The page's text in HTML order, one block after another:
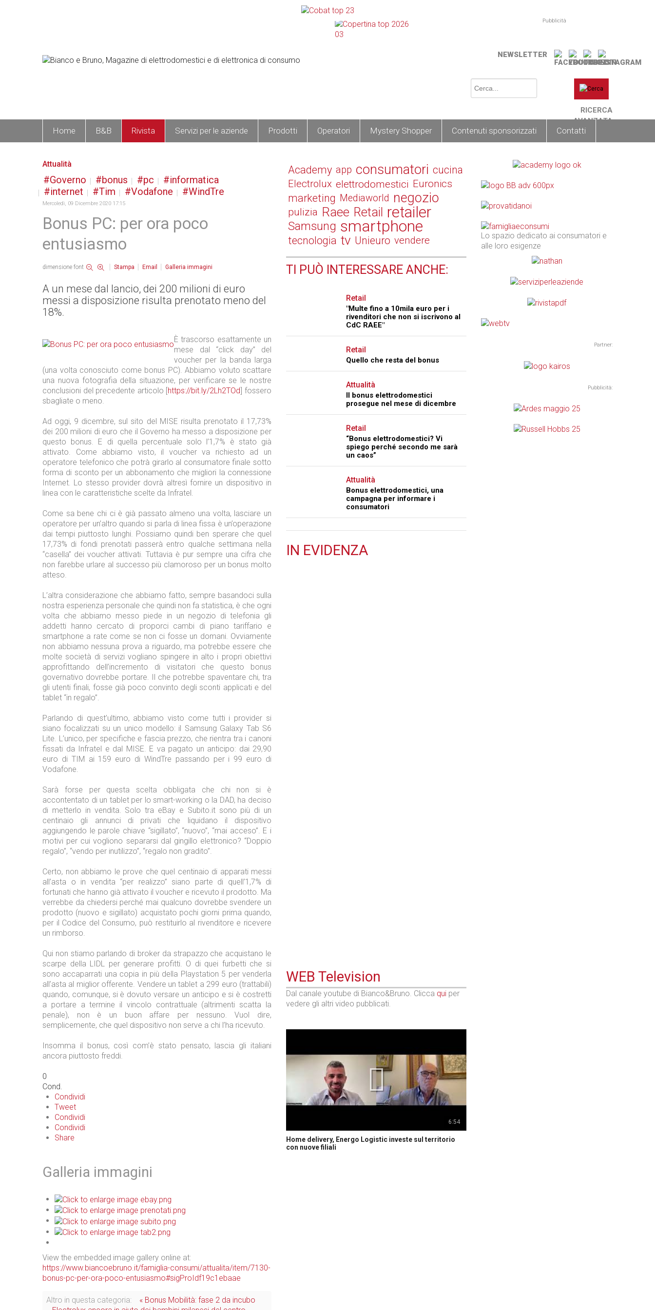
Pubblicità
NEWSLETTER
RICERCA
AVANZATA
Home B&B Rivista Servizi per le aziende Prodotti Operatori Mystery Shopper Contenuti sponsorizzati Contatti
Attualità
Governo bonus pc
informatica
internet
Tim Vodafone WindTre
Mercoledì, 09 Dicembre 2020 17:15
Bonus PC: per ora poco
entusiasmo
dimensione font Stampa Email Galleria immagini
A un mese dal lancio, dei 200 milioni di euro
messi a disposizione risulta prenotato meno del
18%.
È trascorso esattamente un
mese dal “click day” del
voucher per la banda larga
(una volta conosciuto come bonus PC). Abbiamo voluto scattare
una nuova fotografia della situazione, per verificare se le nostre
conclusioni del precedente articolo [ https://bit.ly/2Lh2TOd ] fossero
sbagliate o meno.
Ad oggi, 9 dicembre, sul sito del MISE risulta prenotato il 17,73%
dei 200 milioni di euro che il Governo ha messo a disposizione per
questo bonus. E di quella percentuale solo l’1,7% è stato già
attivato. Come abbiamo visto, il voucher va richiesto ad un
operatore telefonico che potrà girarlo al consumatore finale sotto
forma di sconto per un abbonamento che migliori la connessione
Internet. Lo stesso provider dovrà altresì fornire un dispositivo in
linea con le caratteristiche scelte da Infratel.
Come sa bene chi ci è già passato almeno una volta, lasciare un
operatore per un’altro quando si parla di linea fissa è un’operazione
dai tempi piuttosto lunghi. Possiamo quindi ben sperare che quel
17,73% di fondi prenotati passerà entro qualche settimana nella
“casella” dei voucher attivati. Tuttavia è pur sempre una cifra che
non farebbe urlare al successo più clamoroso per un bonus molto
atteso.
L’altra considerazione che abbiamo fatto, sempre basandoci sulla
nostra esperienza personale che quindi non fa statistica, è che ogni
volta che abbiamo messo piede in un negozio di telefonia gli
addetti hanno cercato di proporci cambi di piano tariffario e
smartphone a rate come se non ci fosse un domani. Ovviamente
non abbiamo nessuna prova a riguardo, ma potrebbe essere che
molte società di servizi vogliano spingere in alto i propri obiettivi
approfittando dell’incremento di visitatori che questo bonus
governativo dovrebbe portare. Il che potrebbe spaventare chi, tra
gli utenti finali, fosse già poco convinto degli sconti applicati e del
tablet “in regalo”.
Parlando di quest’ultimo, abbiamo visto come tutti i provider si
siano focalizzati su un unico modello: il Samsung Galaxy Tab S6
Lite. L’unico, per specifiche e fascia prezzo, che rientra tra i canoni
fissati da Infratel e dal MISE. E va pagato un anticipo: dai 29,90
euro di TIM ai 159 euro di WindTre passando per i 99 euro di
Vodafone.
Sarà forse per questa scelta obbligata che chi non si è
accontentato di un tablet per lo smart-working o la DAD, ha deciso
di metterlo in vendita. Solo tra eBay e Subito.it sono più di un
centinaio gli annunci di privati che liquidano il dispositivo
aggiungendo le parole chiave “sigillato”, “nuovo”, “mai acceso”. E i
motivi per cui vogliono separarsi dal gingillo elettronico? “Doppio
regalo”, “vendo per inutilizzo”, “regalo non gradito”.
Certo, non abbiamo le prove che quel centinaio di apparati messi
all’asta o in vendita “per realizzo” siano parte di quell’1,7% di
fortunati che hanno già attivato il voucher e ricevuto il prodotto. Ma
verrebbe da chiedersi perché mai qualcuno dovrebbe svendere un
prodotto (nuovo e sigillato) acquistato pochi giorni prima quando,
per il Codice del Consumo, può restituirlo al rivenditore e ricevere
un rimborso.
Qui non stiamo parlando di broker da strapazzo che acquistano le
scarpe della LIDL per generare profitti. O di quei furbetti che si
sono accaparrati una copia in più della Playstation 5 per venderla
all’asta al miglior offerente. Vendere un tablet a 299 euro (trattabili)
quando, comunque, si è dovuto versare un anticipo e si è costretti
a portare a termine il vincolo contrattuale (altrimenti scatta la
penale), non è un buon affare per nessuno. Vuol dire,
semplicemente, che quel dispositivo non serve a chi l’ha ricevuto.
Insomma il bonus, così com’è stato pensato, lascia gli italiani
ancora piuttosto freddi.
0
Cond.
Condividi
Tweet
Condividi
Condividi
Share
Galleria immagini
View the embedded image gallery online at:
https://www.biancoebruno.it/famiglia-consumi/attualita/item/7130-
bonus-pc-per-ora-poco-entusiasmo#sigProIdf19c1ebaae
Altro in questa categoria:
« Bonus Mobilità: fase 2 da incubo
Academy app consumatori cucina
Electrolux elettrodomestici Euronics
marketing Mediaworld negozio
pulizia Raee Retail retailer
Samsung smartphone
tecnologia tv Unieuro vendere
TI PUÒ INTERESSARE ANCHE:
Retail
"Multe fino a 10mila euro per i
rivenditori che non si iscrivono al
CdC RAEE"
Retail
Quello che resta del bonus
Attualità
Il bonus elettrodomestici
prosegue nel mese di dicembre
Retail
“Bonus elettrodomestici? Vi
spiego perché secondo me sarà
un caos”
Attualità
Bonus elettrodomestici, una
campagna per informare i
consumatori
IN EVIDENZA
WEB Television
Dal canale youtube di Bianco&Bruno. Clicca qui per
vedere gli altri video pubblicati.
6:54
Home delivery, Energo Logistic investe sul territorio
con nuove filiali
Lo spazio dedicato ai consumatori e
alle loro esigenze
Partner:
Pubblicità: